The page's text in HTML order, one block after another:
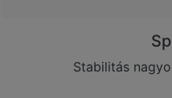
Stabilitás